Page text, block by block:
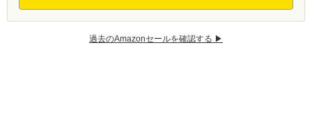
過去のAmazonセールを確認する ▶︎